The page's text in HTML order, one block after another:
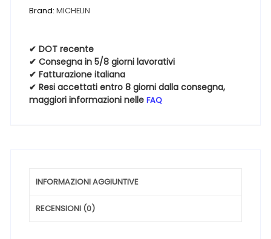
M+S
50
21
109H
Invernali
quantità
Brand:MICHELIN
✔ DOT recente
✔ Consegna in 5/8 giorni lavorativi
✔ Fatturazione italiana
✔ Resi accettati entro 8 giorni dalla consegna,
maggiori informazioni nelleFAQ
INFORMAZIONI AGGIUNTIVE
RECENSIONI (0)